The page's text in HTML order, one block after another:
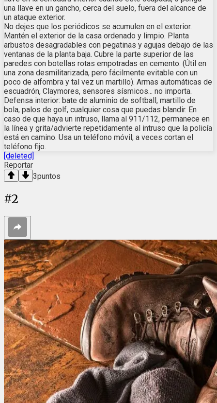
una llave en un gancho, cerca del suelo, fuera del alcance de
un ataque exterior.
No dejes que los periódicos se acumulen en el exterior.
Mantén el exterior de la casa ordenado y limpio. Planta
arbustos desagradables con pegatinas y agujas debajo de las
ventanas de la planta baja. Cubre la parte superior de las
paredes con botellas rotas empotradas en cemento. (Útil en
una zona desmilitarizada, pero fácilmente evitable con un
poco de alfombra y tal vez un martillo). Armas automáticas de
escuadrón, Claymores, sensores sísmicos... no importa.
Defensa interior: bate de aluminio de softball, martillo de
bola, palos de golf, cualquier cosa que puedas blandir. En
caso de que haya un intruso, llama al 911/112, permanece en
la línea y grita/advierte repetidamente al intruso que la policía
está en camino. Usa un teléfono móvil; a veces cortan el
teléfono fijo.
[deleted]
Reportar
3puntos
#2